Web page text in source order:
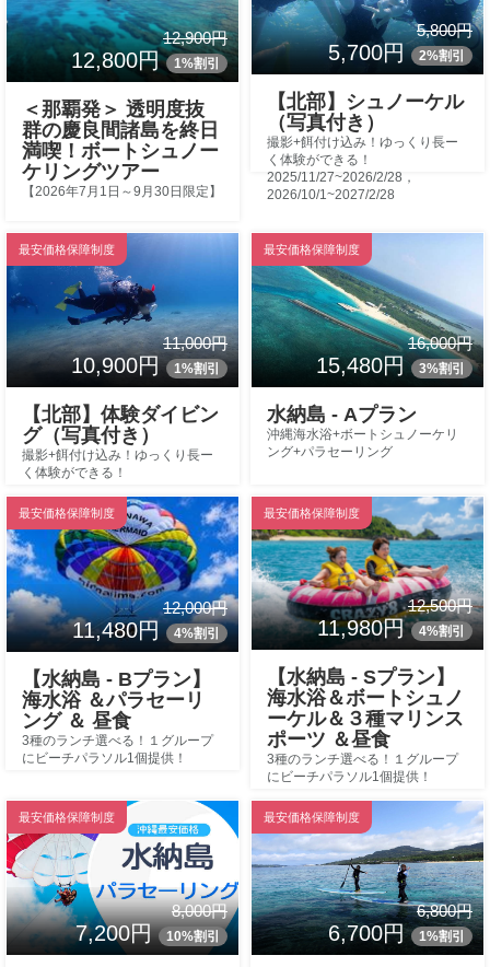
12,900円
12,800円 1%割引
＜那覇発＞ 透明度抜
群の慶良間諸島を終日
満喫！ボートシュノー
ケリングツアー
【2026年7月1日～9月30日限定】
5,800円
5,700円 2%割引
【北部】シュノーケル
（写真付き）
撮影+餌付け込み！ゆっくり長ー
く体験ができる！
2025/11/27~2026/2/28，
2026/10/1~2027/2/28
最安価格保障制度
11,000円
10,900円 1%割引
【北部】体験ダイビン
グ（写真付き）
撮影+餌付け込み！ゆっくり長ー
く体験ができる！
最安価格保障制度
16,000円
15,480円 3%割引
水納島 - Aプラン
沖縄海水浴+ボートシュノーケリ
ング+パラセーリング
最安価格保障制度
12,000円
11,480円 4%割引
【水納島 - Bプラン】
海水浴 ＆パラセーリ
ング ＆ 昼食
3種のランチ選べる！１グループ
にビーチパラソル1個提供！
最安価格保障制度
12,500円
11,980円 4%割引
【水納島 - Sプラン】
海水浴＆ボートシュノ
ーケル＆３種マリンス
ポーツ ＆昼食
3種のランチ選べる！１グループ
にビーチパラソル1個提供！
最安価格保障制度
8,000円
7,200円 10%割引
最安価格保障制度
6,800円
6,700円 1%割引